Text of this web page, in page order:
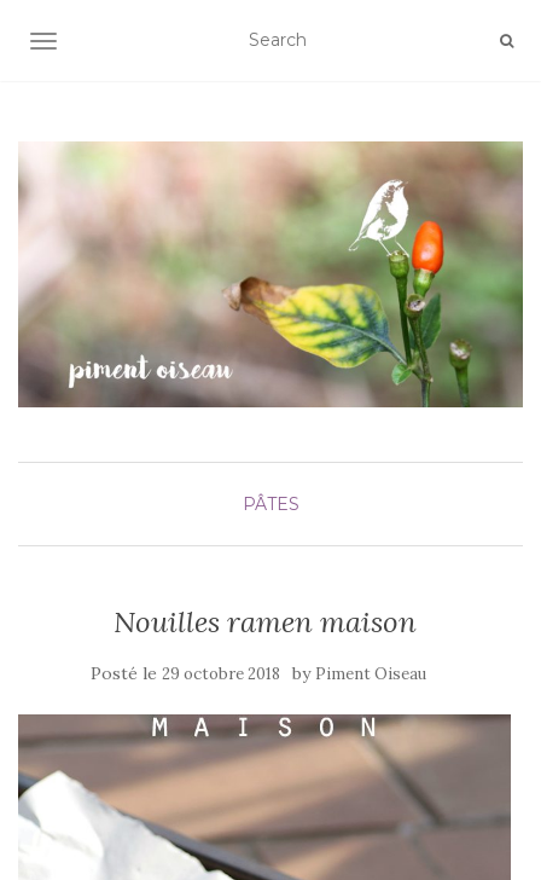
AFFICHER/MASQUER LA NAVIGATION
PÂTES
Nouilles ramen maison
Posté le 29 octobre 2018 by Piment Oiseau